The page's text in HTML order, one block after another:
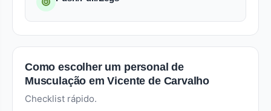
Como escolher um personal de
Musculação em Vicente de Carvalho
Checklist rápido.